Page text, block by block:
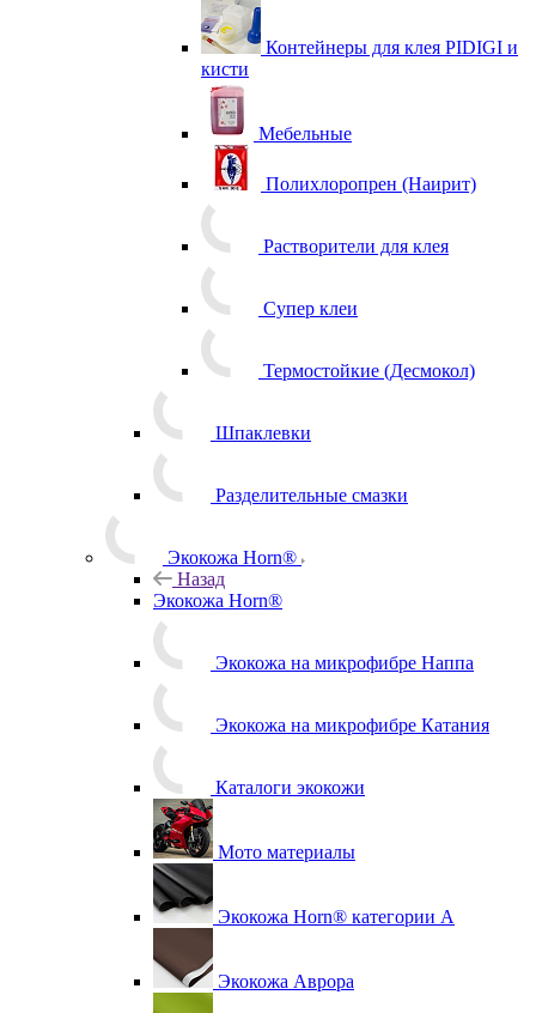
Контейнеры для клея PIDIGI и
кисти
Мебельные
Полихлоропрен (Наирит)
Растворители для клея
Супер клеи
Термостойкие (Десмокол)
Шпаклевки
Разделительные смазки
Экокожа Horn®
Назад
Экокожа Horn®
Экокожа на микрофибре Наппа
Экокожа на микрофибре Катания
Каталоги экокожи
Мото материалы
Экокожа Horn® категории A
Экокожа Аврора